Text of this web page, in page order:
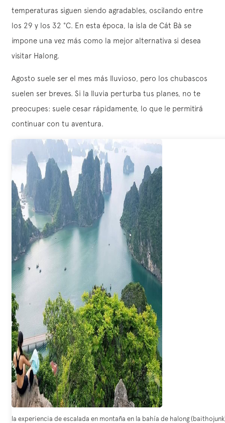
temperaturas siguen siendo agradables, oscilando entre
los 29 y los 32 °C. En esta época, la isla de Cát Bà se
impone una vez más como la mejor alternativa si desea
visitar Halong.
Agosto suele ser el mes más lluvioso, pero los chubascos
suelen ser breves. Si la lluvia perturba tus planes, no te
preocupes: suele cesar rápidamente, lo que le permitirá
continuar con tu aventura.
la experiencia de escalada en montaña en la bahía de halong